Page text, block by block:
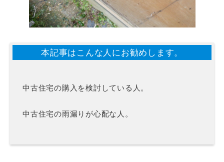
本記事はこんな人にお勧めします。
中古住宅の購入を検討している人。
中古住宅の雨漏りが心配な人。